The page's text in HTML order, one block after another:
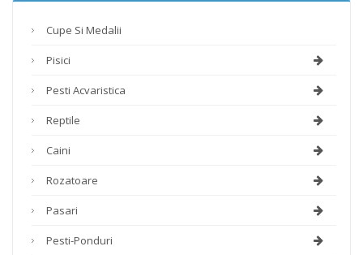
Cupe Si Medalii
Pisici
Pesti Acvaristica
Reptile
Caini
Rozatoare
Pasari
Pesti-Ponduri